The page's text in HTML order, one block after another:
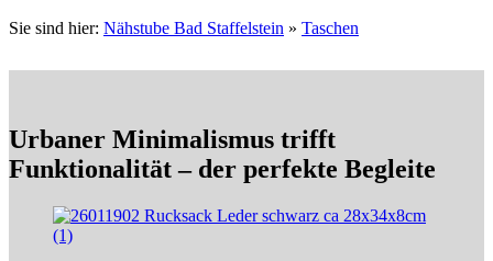
Sie sind hier: Nähstube Bad Staffelstein » Taschen
Urbaner Minimalismus trifft
Funktionalität – der perfekte Begleite